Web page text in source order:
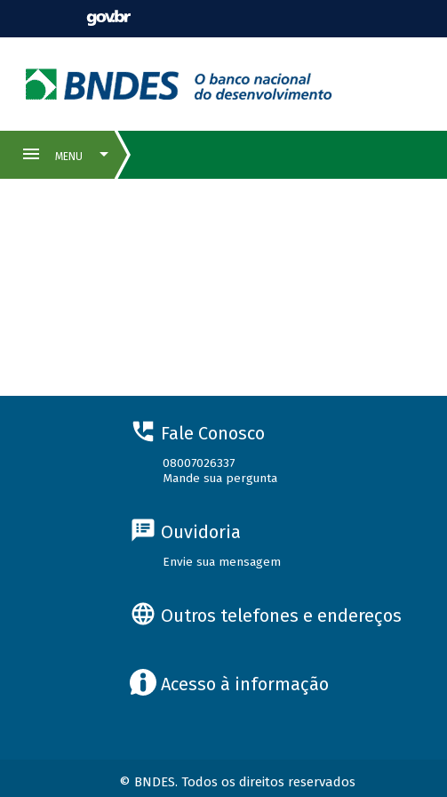
Fale Conosco
08007026337
Mande sua pergunta
Ouvidoria
Envie sua mensagem
Outros telefones e endereços
Acesso à informação
© BNDES. Todos os direitos reservados